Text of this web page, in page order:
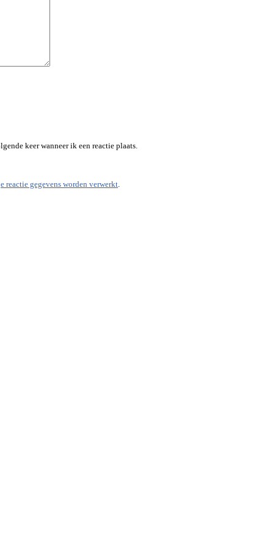
keer wanneer ik een reactie plaats.
reactie gegevens worden verwerkt.